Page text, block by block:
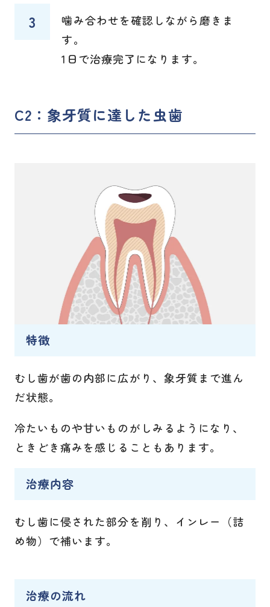
噛み合わせを確認しながら磨きま
す。
1日で治療完了になります。
C2：象牙質に達した虫歯
特徴
むし歯が歯の内部に広がり、象牙質まで進ん
だ状態。
冷たいものや甘いものがしみるようになり、
ときどき痛みを感じることもあります。
治療内容
むし歯に侵された部分を削り、インレー（詰
め物）で補います。
治療の流れ